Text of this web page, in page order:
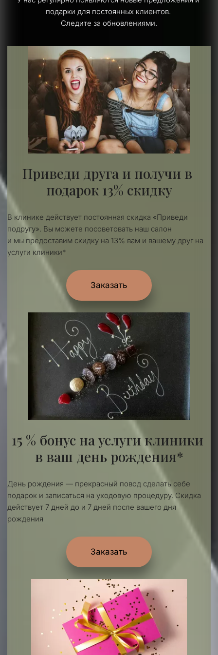
Беспроцентная рассроча до 6
месяцев от клиники!
Записаться
Для семей - сюрпризы до 15 % в
подрок от суммы лечения!
подарки для постоянных клиентов.
Следите за обновлениями.
Приведи друга и получи в
подарок 13% скидку
В клинике действует постоянная скидка «Приведи
подругу». Вы можете посоветовать наш салон
и мы предоставим скидку на 13% вам и вашему друг на
услуги клиники*
Заказать
15 % бонус на услуги клиники
в ваш день рождения*
День рождения — прекрасный повод сделать себе
подарок и записаться на уходовую процедуру. Скидка
действует 7 дней до и 7 дней после вашего дня
рождения
Заказать